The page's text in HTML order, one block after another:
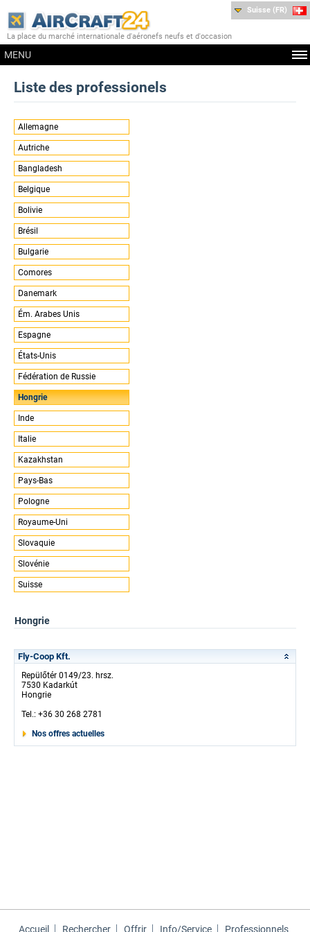
La place du marché internationale d'aéronefs neufs et d'occasion
MENU
Suisse (FR)
Liste des professionels
Allemagne
Autriche
Bangladesh
Belgique
Bolivie
Brésil
Bulgarie
Comores
Danemark
Ém. Arabes Unis
Espagne
États-Unis
Fédération de Russie
Hongrie
Inde
Italie
Kazakhstan
Pays-Bas
Pologne
Royaume-Uni
Slovaquie
Slovénie
Suisse
Hongrie
Fly-Coop Kft.
Repülőtér 0149/23. hrsz.
7530 Kadarkút
Hongrie
Tel.: +36 30 268 2781
Nos offres actuelles
Accueil Rechercher Offrir Info/Service Professionnels